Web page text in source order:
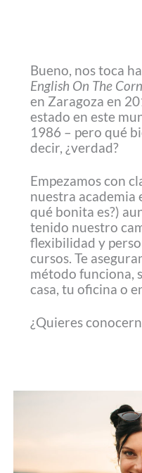
Bueno, nos toca
English On The
en Zaragoza en
estado en este
1986 – pero qué
decir, ¿verdad?
Empezamos con
nuestra academia
qué bonita es?)
tenido nuestro
flexibilidad y
cursos. Te
método funciona,
casa, tu oficina o
¿Quieres